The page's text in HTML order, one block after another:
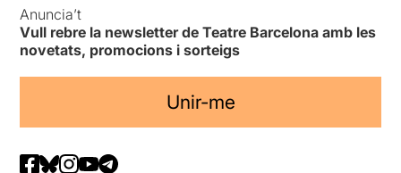
Anuncia’t
Vull rebre la newsletter de Teatre Barcelona amb les
novetats, promocions i sorteigs
Unir-me